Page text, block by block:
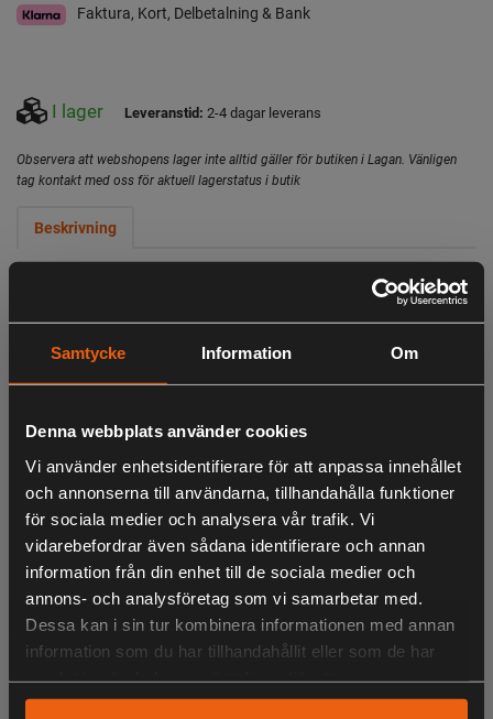
Samtycke Information Om
Denna webbplats använder cookies
Vi använder enhetsidentifierare för att anpassa innehållet
och annonserna till användarna, tillhandahålla funktioner
för sociala medier och analysera vår trafik. Vi
vidarebefordrar även sådana identifierare och annan
information från din enhet till de sociala medier och
annons- och analysföretag som vi samarbetar med.
Dessa kan i sin tur kombinera informationen med annan
information som du har tillhandahållit eller som de har
Faktura, Kort, Delbetalning & Bank
I lager Leveranstid: 2-4 dagar leverans
Observera att webshopens lager inte alltid gäller för butiken i Lagan. Vänligen
tag kontakt med oss för aktuell lagerstatus i butik
Beskrivning
Thermacell MR300C24 är ett effektivt, portabelt
myggskydd. Ljudlöst och luktfritt. Skapar en skyddszon på
Ett lättanvänt och greppvänligt mygg- och knottskydd för
en 20 m² skyddszon som stöter bort mygg och knott.
Ett lättanvänt och greppvänligt mygg- och knottskydd för
utomhusbruk, nu i uppdaterad design. MR 300C24 skapar
en 20 m² skyddszon som stöter bort mygg och knott.
Ett effektivt skydd mot mygg och knott. Lämpar sig
utmärkt både när du rör dig i skog och natur eller när du
slagit läger för natten. Myggskyddet fästes enkelt på
ryggsäcken, bältet eller dylikt med hjälp av det medföljande